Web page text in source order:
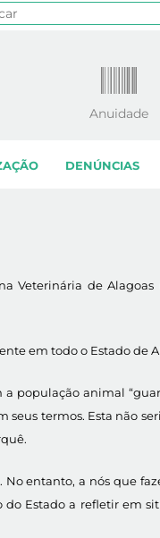
DENÚNCIAS
Anuidade
de Alagoas
em todo o Estado de
animal
termos. Esta não
entanto, a nós que
Estado a refletir em